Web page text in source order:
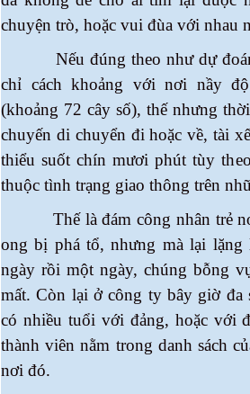
chuyện trò, hoặc vui đùa với nhau
Nếu đúng theo như dự đoán
chỉ cách khoảng với nơi nầy
(khoảng 72 cây số), thế nhưng
chuyến di chuyển đi hoặc về, tài
thiểu suốt chín mươi phút tùy
thuộc tình trạng giao thông trên
Thế là đám công nhân trẻ nơi
ong bị phá tổ, nhưng mà lại
ngày rồi một ngày, chúng bỗng
mất. Còn lại ở công ty bây giờ đa
có nhiều tuổi với đảng, hoặc với
thành viên nằm trong danh sách
nơi đó.